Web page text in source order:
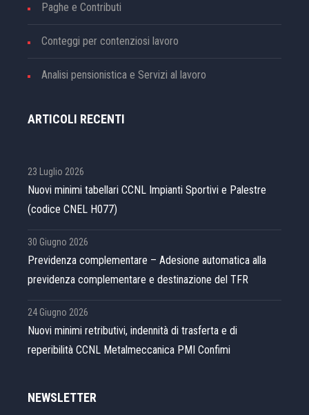
Paghe e Contributi
Conteggi per contenziosi lavoro
Analisi pensionistica e Servizi al lavoro
ARTICOLI RECENTI
Nuovi minimi tabellari CCNL Impianti Sportivi e Palestre
(codice CNEL H077)
23 Luglio 2026
Previdenza complementare – Adesione automatica alla
previdenza complementare e destinazione del TFR
30 Giugno 2026
Nuovi minimi retributivi, indennità di trasferta e di
reperibilità CCNL Metalmeccanica PMI Confimi
24 Giugno 2026
NEWSLETTER